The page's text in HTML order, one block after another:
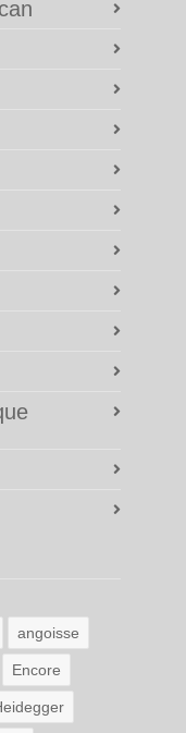
angoisse
Encore